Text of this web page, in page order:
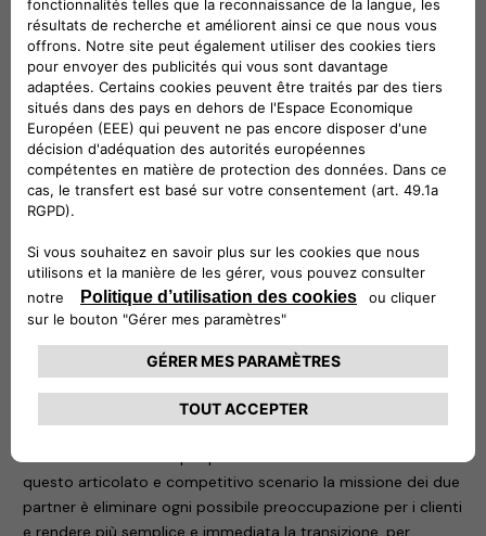
includere nel canone un voucher di 8.500 km (pari a circa
1.115 kWh) per la citycar Fiat e di 3.000 km (pari a circa 680
kWh) per i due modelli ibridi plug-in della gamma Jeep.
Il voucher, da utilizzare entro un anno dall’attivazione, è
attivabile con le formule di noleggio a lungo termine Leasys
Miles, Noleggio Chiaro e Leasys Unlimited. Un plus che si
aggiunge ai servizi Leasys dedicati alla mobilità sostenibile: la
Leasys e-Mobility Card, con cui ricaricare i veicoli
gratuitamente, presso la rete Leasys; i cavi per la ricarica
Per usufruire del voucher basta registrarsi sul
sito publiccharging.all-e.com e procedere con l’attivazione.
Una volta conclusa, sarà possibile accedere all’app ALL-e,
proprie sessioni di ricarica.
Roberto Di Stefano, CEO di Free2move eSolutions, “la
questo articolato e competitivo scenario la missione dei due
partner è eliminare ogni possibile preoccupazione per i clienti